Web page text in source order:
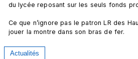
du lycée reposant sur les seuls fonds
Ce que n’ignore pas le patron LR des
jouer la montre dans son bras de fer.
Actualités